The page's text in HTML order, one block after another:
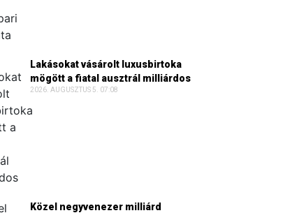
Lakásokat vásárolt luxusbirtoka
mögött a fiatal ausztrál milliárdos
2026. AUGUSZTUS 5. 07:08
Közel negyvenezer milliárd